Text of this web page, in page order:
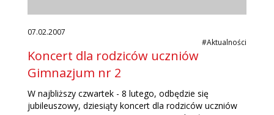
07.02.2007
#Aktualności
Koncert dla rodziców uczniów
Gimnazjum nr 2
W najbliższy czwartek - 8 lutego, odbędzie się
jubileuszowy, dziesiąty koncert dla rodziców uczniów